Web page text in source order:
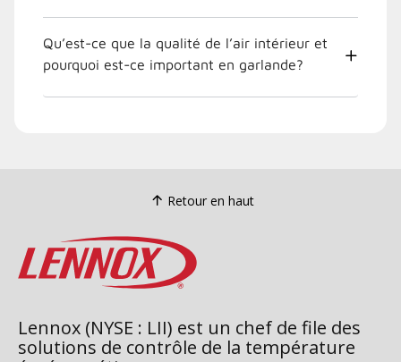
Qu’est-ce que la qualité de l’air intérieur et
pourquoi est-ce important en garlande?
Retour en haut
Lennox (NYSE : LII) est un chef de file des
solutions de contrôle de la température